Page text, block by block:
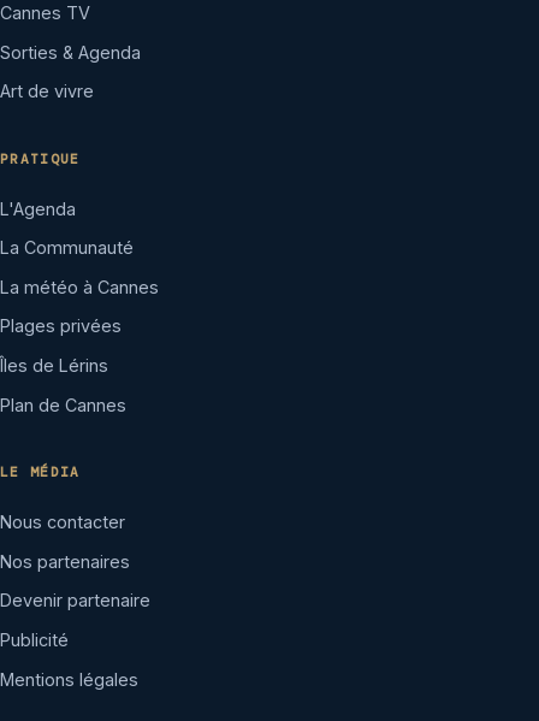
Cannes TV
Sorties & Agenda
Art de vivre
PRATIQUE
L'Agenda
La Communauté
La météo à Cannes
Plages privées
Îles de Lérins
Plan de Cannes
LE MÉDIA
Nous contacter
Nos partenaires
Devenir partenaire
Publicité
Mentions légales